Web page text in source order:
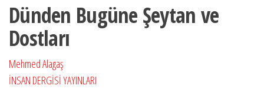
₺100,00.fiyat:
₺75,00.
Dünden Bugüne Şeytan ve
Dostları
Mehmed Alagaş
İNSAN DERGİSİ YAYINLARI